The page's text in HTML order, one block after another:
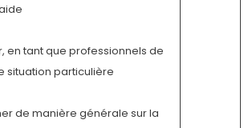
en tant que professionnels de
situation particulière
de manière générale sur la